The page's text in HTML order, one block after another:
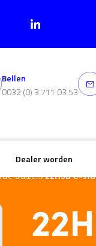
Bellen
0032 (0) 3 711 03 53
Dealer worden
buizen/22H5B C-